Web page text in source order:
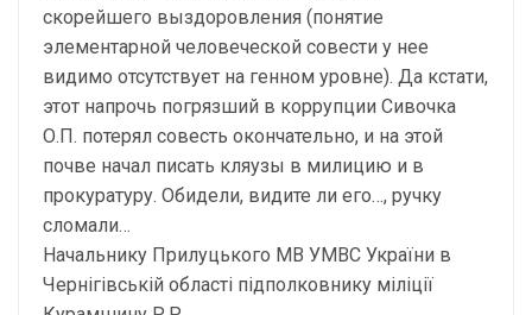
скорейшего выздоровления (понятие
элементарной человеческой совести у нее
видимо отсутствует на генном уровне). Да кстати,
этот напрочь погрязший в коррупции Сивочка
О.П. потерял совесть окончательно, и на этой
почве начал писать кляузы в милицию и в
прокуратуру. Обидели, видите ли его…, ручку
сломали…
Начальнику Прилуцького МВ УМВС України в
Чернігівській області підполковнику міліції